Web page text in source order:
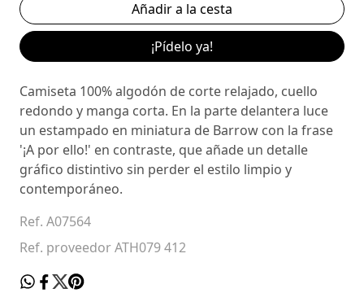
¡Pídelo ya!
Camiseta 100% algodón de corte relajado, cuello
redondo y manga corta. En la parte delantera luce
un estampado en miniatura de Barrow con la frase
'¡A por ello!' en contraste, que añade un detalle
gráfico distintivo sin perder el estilo limpio y
contemporáneo.
Ref. A07564
Ref. proveedor ATH079 412